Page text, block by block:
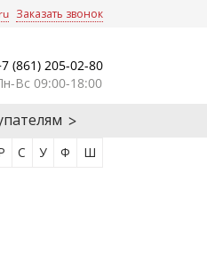
Заказать звонок
(861) 205-02-80
Вс 09:00-18:00
С У Ф Ш